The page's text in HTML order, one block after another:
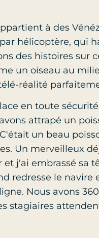
à des
hélicoptère, qui
des histoires sur
un oiseau au
réalité
en toute
attrapé un
un beau
Un merveilleux
j'ai embrassé sa
redresse le
Nous avons
stagiaires